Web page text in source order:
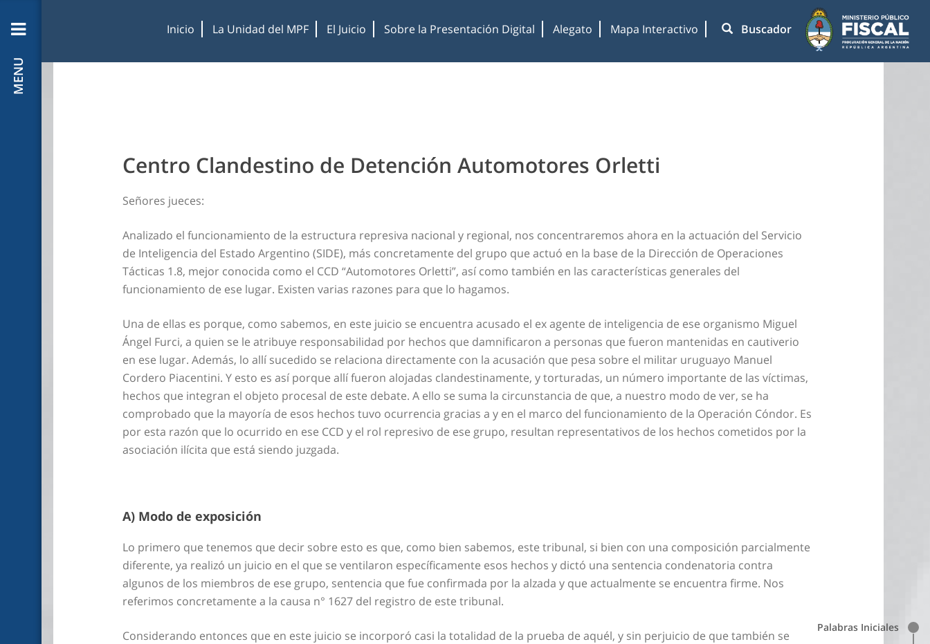
Inicio La Unidad del MPF El Juicio Sobre la Presentación Digital Alegato Mapa Interactivo Buscador
MENU
Palabras Iniciales
Centro Clandestino de Detención Automotores Orletti
Señores jueces:
Analizado el funcionamiento de la estructura represiva nacional y regional, nos concentraremos ahora en la actuación del Servicio
de Inteligencia del Estado Argentino (SIDE), más concretamente del grupo que actuó en la base de la Dirección de Operaciones
Tácticas 1.8, mejor conocida como el CCD “Automotores Orletti”, así como también en las características generales del
funcionamiento de ese lugar. Existen varias razones para que lo hagamos.
Una de ellas es porque, como sabemos, en este juicio se encuentra acusado el ex agente de inteligencia de ese organismo Miguel
Ángel Furci, a quien se le atribuye responsabilidad por hechos que damnificaron a personas que fueron mantenidas en cautiverio
en ese lugar. Además, lo allí sucedido se relaciona directamente con la acusación que pesa sobre el militar uruguayo Manuel
Cordero Piacentini. Y esto es así porque allí fueron alojadas clandestinamente, y torturadas, un número importante de las víctimas,
hechos que integran el objeto procesal de este debate. A ello se suma la circunstancia de que, a nuestro modo de ver, se ha
comprobado que la mayoría de esos hechos tuvo ocurrencia gracias a y en el marco del funcionamiento de la Operación Cóndor. Es
por esta razón que lo ocurrido en ese CCD y el rol represivo de ese grupo, resultan representativos de los hechos cometidos por la
asociación ilícita que está siendo juzgada.
A) Modo de exposición
Lo primero que tenemos que decir sobre esto es que, como bien sabemos, este tribunal, si bien con una composición parcialmente
diferente, ya realizó un juicio en el que se ventilaron específicamente esos hechos y dictó una sentencia condenatoria contra
algunos de los miembros de ese grupo, sentencia que fue confirmada por la alzada y que actualmente se encuentra firme. Nos
referimos concretamente a la causa n° 1627 del registro de este tribunal.
Considerando entonces que en este juicio se incorporó casi la totalidad de la prueba de aquél, y sin perjuicio de que también se